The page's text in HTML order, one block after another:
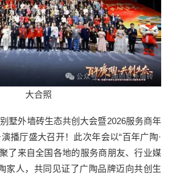
大合照
墅外墙砖生态共创大会暨2026服务商年
播厅盛大召开！此次年会以“百年广陶·
了来自全国各地的服务商朋友、行业媒
家人，共同见证了广陶品牌迈向共创生